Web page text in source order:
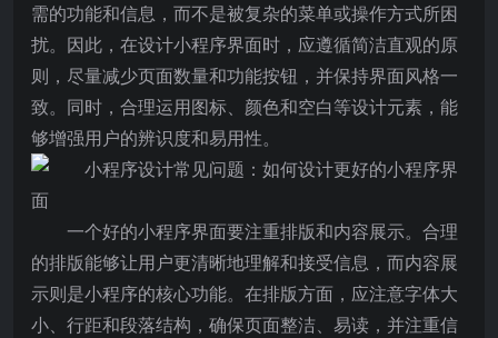
需的功能和信息，而不是被复杂的菜单或操作方式所困
扰。因此，在设计小程序界面时，应遵循简洁直观的原
则，尽量减少页面数量和功能按钮，并保持界面风格一
致。同时，合理运用图标、颜色和空白等设计元素，能
够增强用户的辨识度和易用性。
一个好的小程序界面要注重排版和内容展示。合理
的排版能够让用户更清晰地理解和接受信息，而内容展
示则是小程序的核心功能。在排版方面，应注意字体大
小、行距和段落结构，确保页面整洁、易读，并注重信